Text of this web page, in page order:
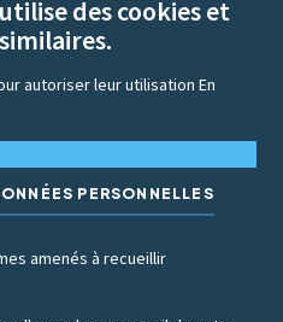
des cookies et
autoriser leur utilisationEn
PERSONNELLES
amenés à recueillir